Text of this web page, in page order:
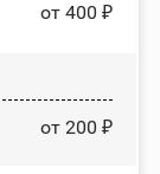
от 400 ₽
от 200 ₽